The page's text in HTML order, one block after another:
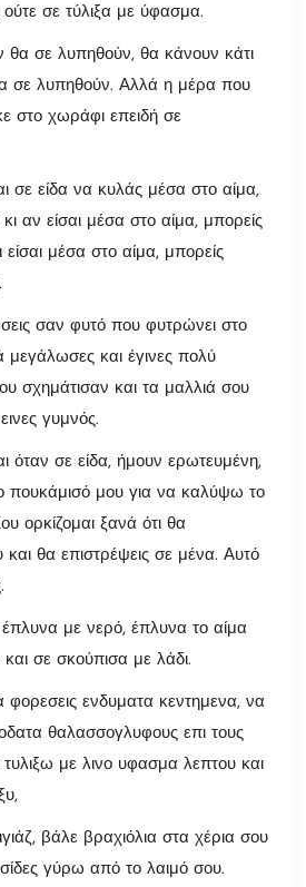
σε τύλιξα με ύφασμα.
θα σε λυπηθούν, θα κάνουν κάτι
σε λυπηθούν. Αλλά η μέρα που
στο χωράφι επειδή σε
σε είδα να κυλάς μέσα στο αίμα,
αν είσαι μέσα στο αίμα, μπορείς
είσαι μέσα στο αίμα, μπορείς
σαν φυτό που φυτρώνει στο
μεγάλωσες και έγινες πολύ
σχημάτισαν και τα μαλλιά σου
γυμνός.
όταν σε είδα, ήμουν ερωτευμένη,
πουκάμισό μου για να καλύψω το
ορκίζομαι ξανά ότι θα
θα επιστρέψεις σε μένα. Αυτό
με νερό, έπλυνα το αίμα
σε σκούπισα με λάδι.
φορεσεις ενδυματα κεντημενα, να
θαλασσογλυφους επι τους
με λινο υφασμα λεπτου και
βάλε βραχιόλια στα χέρια σου
γύρω από το λαιμό σου.